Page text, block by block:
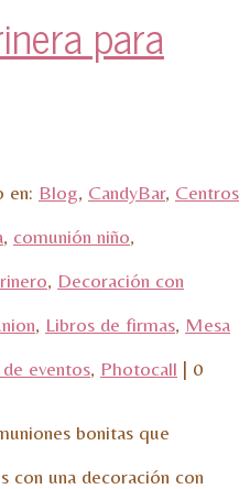
para
en: Blog, CandyBar, Centros
, comunión niño,
, Decoración con
, Libros de firmas, Mesa
eventos, Photocall | 0
bonitas que
con una decoración con